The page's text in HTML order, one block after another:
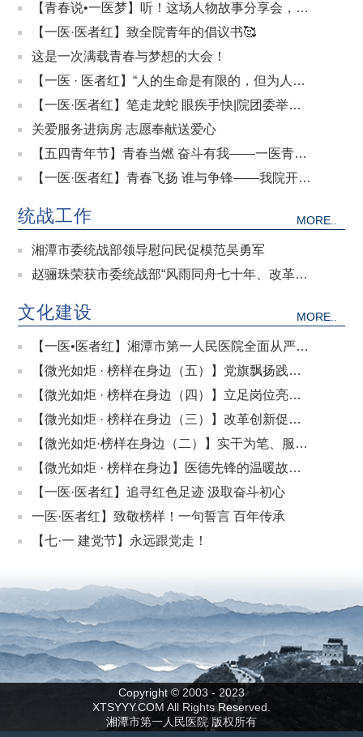
院优秀团干风采
【青春说•一医梦】听！这场人物故事分享会，让
榜样力量照亮医者初心
【一医·医者红】致全院青年的倡议书🥰
这是一次满载青春与梦想的大会！
【一医 · 医者红】“人的生命是有限的，但为人民
服务是无限的……”
【一医·医者红】笔走龙蛇 眼疾手快|院团委举
办“你画我猜”党史趣味知识竞赛
关爱服务进病房 志愿奉献送爱心
【五四青年节】青春当燃 奋斗有我——一医青年
写给青春的三行情书
【一医·医者红】青春飞扬 谁与争锋——我院开展
党”高质量发展辩论赛
统战工作 MORE..
湘潭市委统战部领导慰问民促模范吴勇军
赵骊珠荣获市委统战部“风雨同舟七十年、改革开
文化建设 MORE..
【一医•医者红】湘潭市第一人民医院全面从严治
党工作会议召开
【微光如炬 · 榜样在身边（五）】党旗飘扬践初
心 红色领航树标杆——2024年“一医·医者红”共产
党员示范岗
【微光如炬 · 榜样在身边（四）】立足岗位亮身
份 示范引领践初心
【微光如炬 · 榜样在身边（三）】改革创新促发
展 学思践悟铸先锋
【微光如炬·榜样在身边（二）】实干为笔、服务
为墨，他们正在书写党员先锋答卷
【微光如炬 · 榜样在身边】医德先锋的温暖故
事：他们用行动诠释“一医·医者红”内涵
【一医·医者红】追寻红色足迹 汲取奋斗初心
一医·医者红】致敬榜样！一句誓言 百年传承
【七·一 建党节】永远跟党走！
Copyright © 2003 - 2023
XTSYYY.COM All Rights Reserved.
湘潭市第一人民医院 版权所有